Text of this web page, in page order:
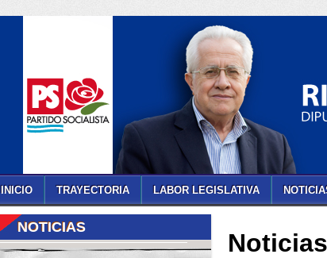
INICIO TRAYECTORIA LABOR LEGISLATIVA
NOTICIAS
Noticias